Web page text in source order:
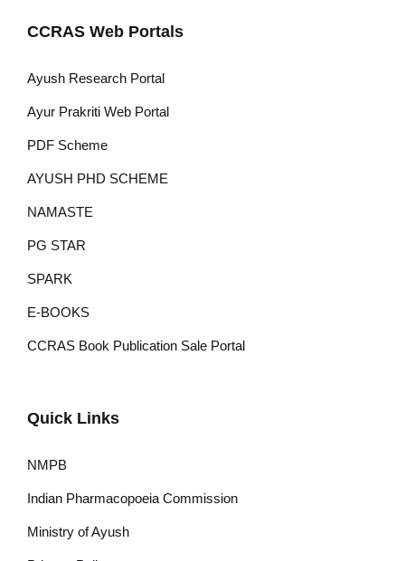
CCRAS Web Portals
Ayush Research Portal
Ayur Prakriti Web Portal
PDF Scheme
AYUSH PHD SCHEME
NAMASTE
PG STAR
SPARK
E-BOOKS
CCRAS Book Publication Sale Portal
Quick Links
NMPB
Indian Pharmacopoeia Commission
Ministry of Ayush